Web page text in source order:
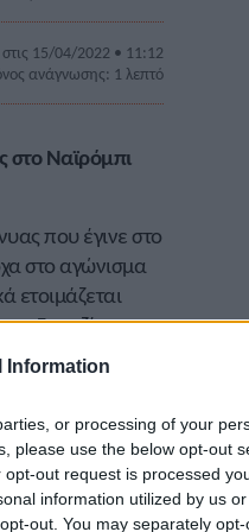
Information
or processing of your
please use the below opt-out
out request is processed
information utilized by us
out. You may separately
15/04/2022 • 11:12
ανάγνωσης: 1 λεπτό
στο Ναϊρόμπι
που έγινε στο
στο αγώνισμα
ετοιμάζεται
Γιουτζίν τον
οΤζόζεφ